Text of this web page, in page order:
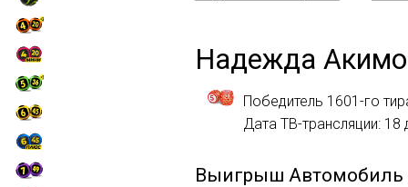
Надежда
Победитель 1601-го
Дата ТВ-трансляции: 18
Выигрыш Автомобиль